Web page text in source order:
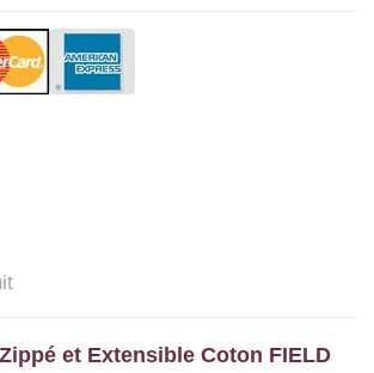
et Extensible Coton FIELD